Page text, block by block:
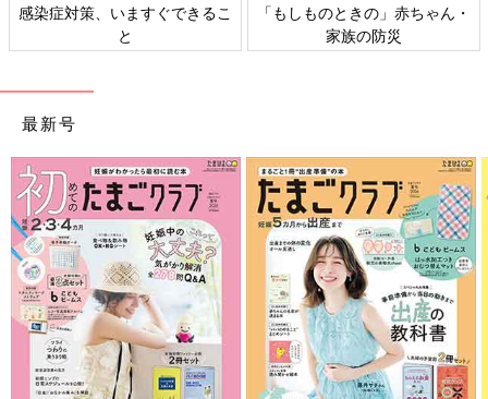
感染症対策、いますぐできるこ
と
「もしものときの」赤ちゃん・
家族の防災
最新号